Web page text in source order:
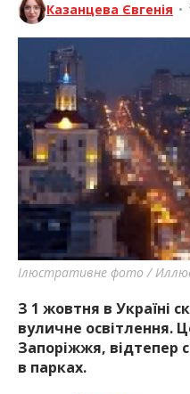
Казанцева Євгенія •
Ілюстративне фото /
З 1 жовтня в Україні
вуличне освітлення.
Запоріжжя, відтепер
в парках.